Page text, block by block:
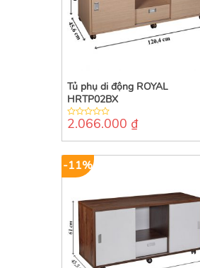
Tủ phụ di động ROYAL
HRTP02BX
0
of
2.066.000 ₫
-11%